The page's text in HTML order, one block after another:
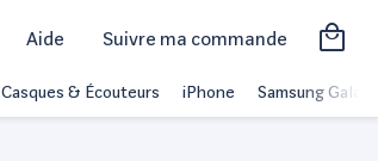
Aide Suivre ma commande
Casques & Écouteurs iPhone Samsung Galaxy